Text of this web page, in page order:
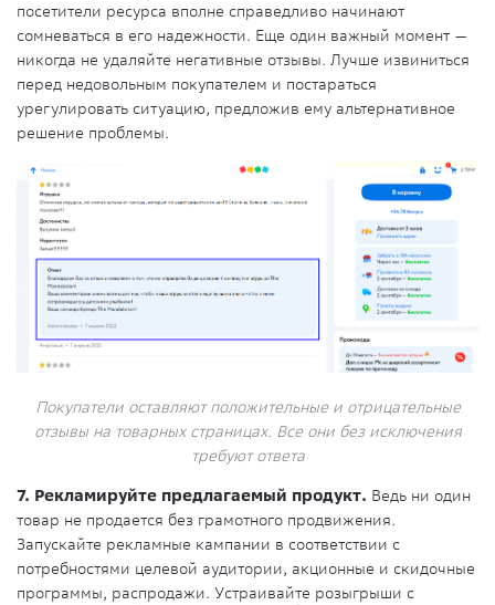
посетители ресурса вполне справедливо начинают
сомневаться в его надежности. Еще один важный момент —
никогда не удаляйте негативные отзывы. Лучше извиниться
перед недовольным покупателем и постараться
урегулировать ситуацию, предложив ему альтернативное
решение проблемы.
Покупатели оставляют положительные и отрицательные
отзывы на товарных страницах. Все они без исключения
требуют ответа
7. Рекламируйте предлагаемый продукт. Ведь ни один
товар не продается без грамотного продвижения.
Запускайте рекламные кампании в соответствии с
потребностями целевой аудитории, акционные и скидочные
программы, распродажи. Устраивайте розыгрыши с